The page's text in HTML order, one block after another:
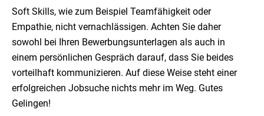
Soft Skills, wie zum Beispiel Teamfähigkeit oder
Empathie, nicht vernachlässigen. Achten Sie daher
sowohl bei Ihren Bewerbungsunterlagen als auch in
einem persönlichen Gespräch darauf, dass Sie beides
vorteilhaft kommunizieren. Auf diese Weise steht einer
erfolgreichen Jobsuche nichts mehr im Weg. Gutes
Gelingen!